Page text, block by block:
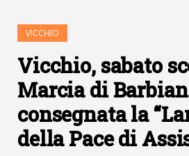
VICCHIO
Vicchio, sabato
Marcia di
consegnata la
della Pace di